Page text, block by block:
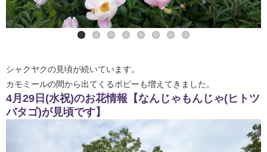
シャクヤクの見頃が続いています。
カモミールの間から出てくるポピーも増えてきました。
4月29日(水祝)のお花情報【なんじゃもんじゃ(ヒトツ
バタゴ)が見頃です】